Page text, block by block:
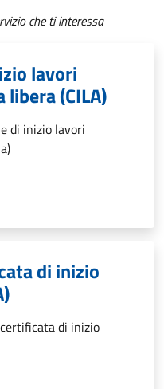
che ti interessa
lavori
(CILA)
di inizio lavori
di inizio
di inizio